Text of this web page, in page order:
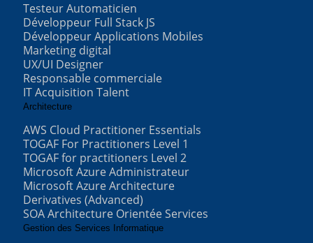
Testeur Automaticien
Développeur Full Stack JS
Développeur Applications Mobiles
Marketing digital
UX/UI Designer
Responsable commerciale
IT Acquisition Talent
Architecture
AWS Cloud Practitioner Essentials
TOGAF For Practitioners Level 1
TOGAF for practitioners Level 2
Microsoft Azure Administrateur
Microsoft Azure Architecture
Derivatives (Advanced)
SOA Architecture Orientée Services
Gestion des Services Informatique